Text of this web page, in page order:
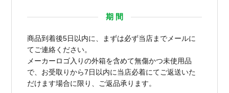
期 間
商品到着後5日以内に、まずは必ず当店までメールに
てご連絡ください。
メーカーロゴ入りの外箱を含めて無傷かつ未使用品
で、お受取りから7日以内に当店必着にてご返送いた
だけます場合に限り、ご返品承ります。